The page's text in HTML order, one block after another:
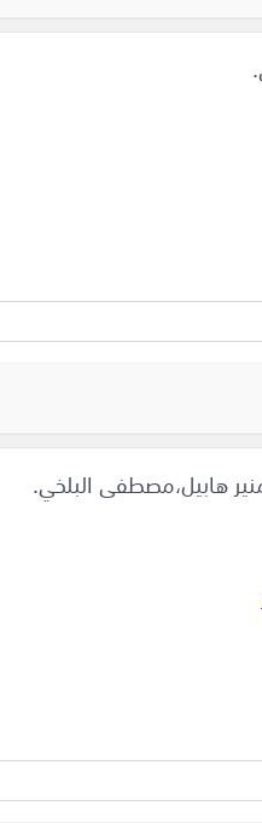
هابيل،مصطفى البلخي.
.